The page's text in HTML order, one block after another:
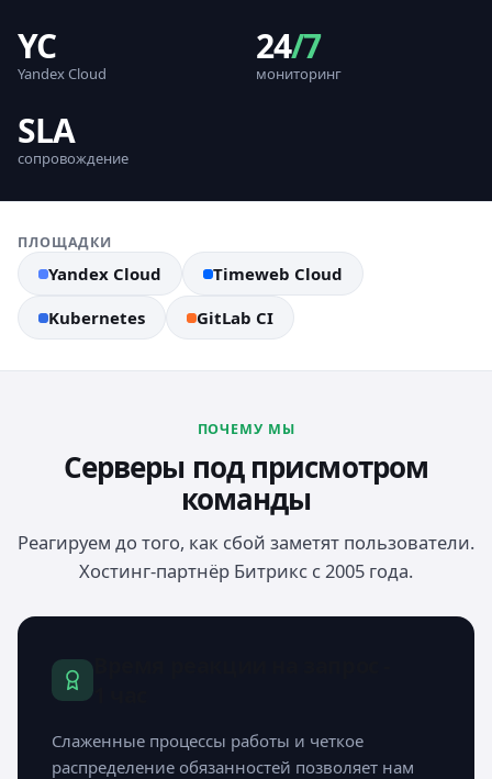
YC
Yandex Cloud
24/7
мониторинг
SLA
сопровождение
ПЛОЩАДКИ
Yandex Cloud
Timeweb Cloud
Kubernetes
GitLab CI
ПОЧЕМУ МЫ
Серверы под присмотром
команды
Реагируем до того, как сбой заметят пользователи.
Хостинг-партнёр Битрикс с 2005 года.
Слаженные процессы работы и четкое
распределение обязанностей позволяет нам